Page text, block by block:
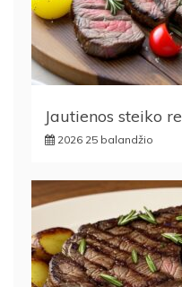
Jautienos steiko
2026 25 balandžio